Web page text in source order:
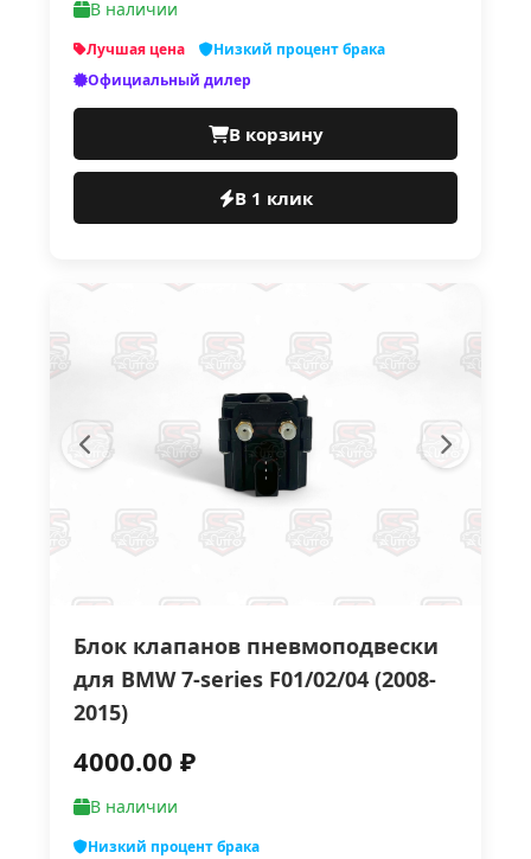
В наличии
Лучшая цена
Низкий процент брака
Официальный дилер
В корзину
В 1 клик
Блок клапанов пневмоподвески
для BMW 7-series F01/02/04 (2008-
2015)
4000.00 ₽
В наличии
Низкий процент брака